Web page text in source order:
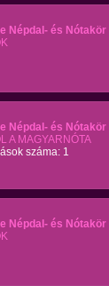
Népdal- és Nótakör
Népdal- és Nótakör
A MAGYARNÓTA
száma: 1
Népdal- és Nótakör